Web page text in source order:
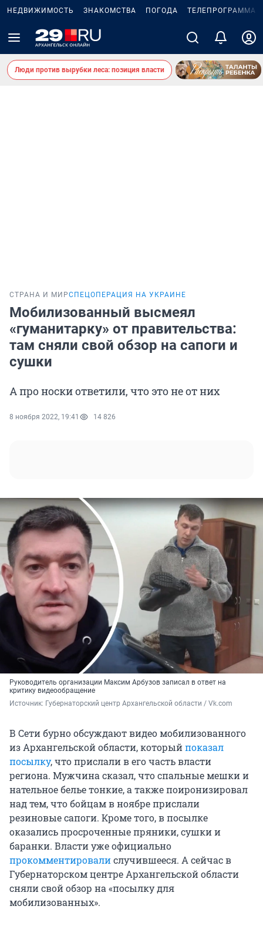
НЕДВИЖИМОСТЬ ЗНАКОМСТВА ПОГОДА ТЕЛЕПРОГРАММА
Люди против вырубки леса: позиция власти
СТРАНА И МИРСПЕЦОПЕРАЦИЯ НА УКРАИНЕ
Мобилизованный высмеял
«гуманитарку» от правительства:
там сняли свой обзор на сапоги и
сушки
А про носки ответили, что это не от них
8 ноября 2022, 19:41 14 826
Руководитель организации Максим Арбузов записал в ответ на
критику видеообращение
Источник: Губернаторский центр Архангельской области / Vk.com
В Сети бурно обсуждают видео мобилизованного
из Архангельской области, которыйпоказал
посылку, что прислали в его часть власти
региона. Мужчина сказал, что спальные мешки и
нательное белье тонкие, а также поиронизировал
над тем, что бойцам в ноябре прислали
резиновые сапоги. Кроме того, в посылке
оказались просроченные пряники, сушки и
баранки. Власти уже официально
прокомментировалислучившееся. А сейчас в
Губернаторском центре Архангельской области
сняли свой обзор на «посылку для
мобилизованных».